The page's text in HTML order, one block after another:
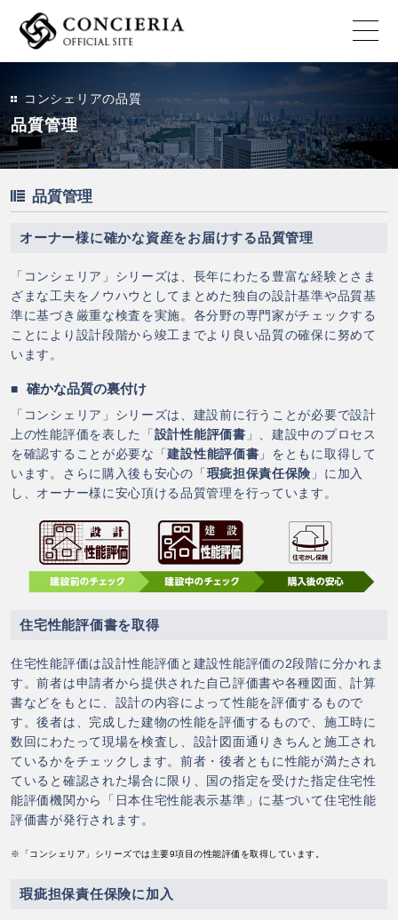
コンシェリアの品質
品質管理
品質管理
オーナー様に確かな資産をお届けする品質管理
「コンシェリア」シリーズは、長年にわたる豊富な経験とさま
ざまな工夫をノウハウとしてまとめた独自の設計基準や品質基
準に基づき厳重な検査を実施。各分野の専門家がチェックする
ことにより設計段階から竣工までより良い品質の確保に努めて
います。
確かな品質の裏付け
「コンシェリア」シリーズは、建設前に行うことが必要で設計
上の性能評価を表した「設計性能評価書 」、建設中のプロセス
を確認することが必要な「建設性能評価書 」をともに取得して
います。さらに購入後も安心の「瑕疵担保責任保険 」に加入
し、オーナー様に安心頂ける品質管理を行っています。
住宅性能評価書を取得
住宅性能評価は設計性能評価と建設性能評価の2段階に分かれま
す。前者は申請者から提供された自己評価書や各種図面、計算
書などをもとに、設計の内容によって性能を評価するもので
す。後者は、完成した建物の性能を評価するもので、施工時に
数回にわたって現場を検査し、設計図面通りきちんと施工され
ているかをチェックします。前者・後者ともに性能が満たされ
ていると確認された場合に限り、国の指定を受けた指定住宅性
能評価機関から「日本住宅性能表示基準」に基づいて住宅性能
評価書が発行されます。
※「コンシェリア」シリーズでは主要9項目の性能評価を取得しています。
瑕疵担保責任保険に加入